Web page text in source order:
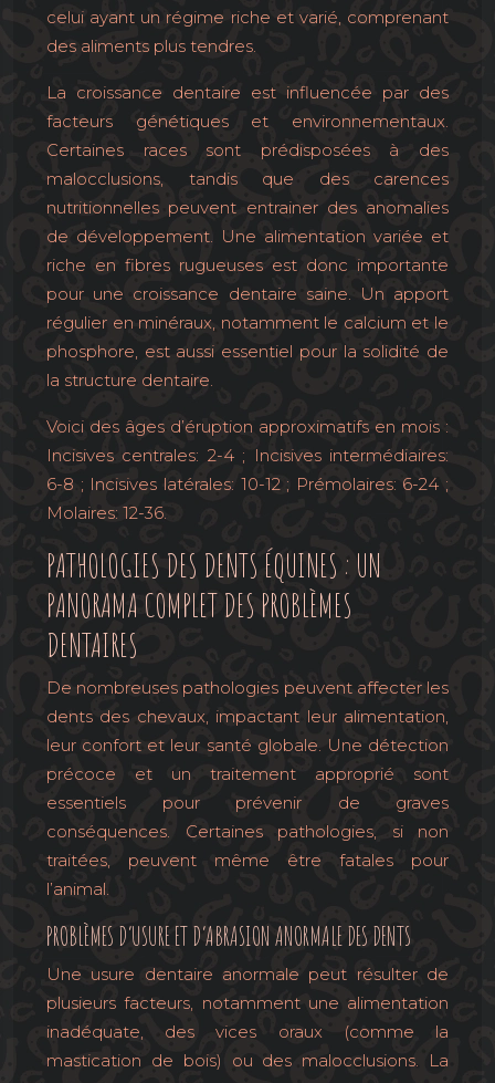
celui ayant un régime riche et varié, comprenant
des aliments plus tendres.
La croissance dentaire est influencée par des
facteurs génétiques et environnementaux.
Certaines races sont prédisposées à des
malocclusions, tandis que des carences
nutritionnelles peuvent entrainer des anomalies
de développement. Une alimentation variée et
riche en fibres rugueuses est donc importante
pour une croissance dentaire saine. Un apport
régulier en minéraux, notamment le calcium et le
phosphore, est aussi essentiel pour la solidité de
la structure dentaire.
Voici des âges d’éruption approximatifs en mois :
Incisives centrales: 2-4 ; Incisives intermédiaires:
6-8 ; Incisives latérales: 10-12 ; Prémolaires: 6-24 ;
Molaires: 12-36.
PATHOLOGIES DES DENTS ÉQUINES : UN
PANORAMA COMPLET DES PROBLÈMES
DENTAIRES
De nombreuses pathologies peuvent affecter les
dents des chevaux, impactant leur alimentation,
leur confort et leur santé globale. Une détection
précoce et un traitement approprié sont
essentiels pour prévenir de graves
conséquences. Certaines pathologies, si non
traitées, peuvent même être fatales pour
l’animal.
PROBLÈMES D’USURE ET D’ABRASION ANORMALE DES DENTS
Une usure dentaire anormale peut résulter de
plusieurs facteurs, notamment une alimentation
inadéquate, des vices oraux (comme la
mastication de bois) ou des malocclusions. La